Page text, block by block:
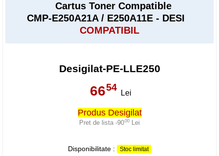
Cartus Toner Compatible
CMP-E250A21A / E250A11E - DESI
COMPATIBIL
Desigilat-PE-LLE250
6654
Lei
Produs Desigilat
Pret de lista -9000 Lei
Disponibilitate : Stoc limitat